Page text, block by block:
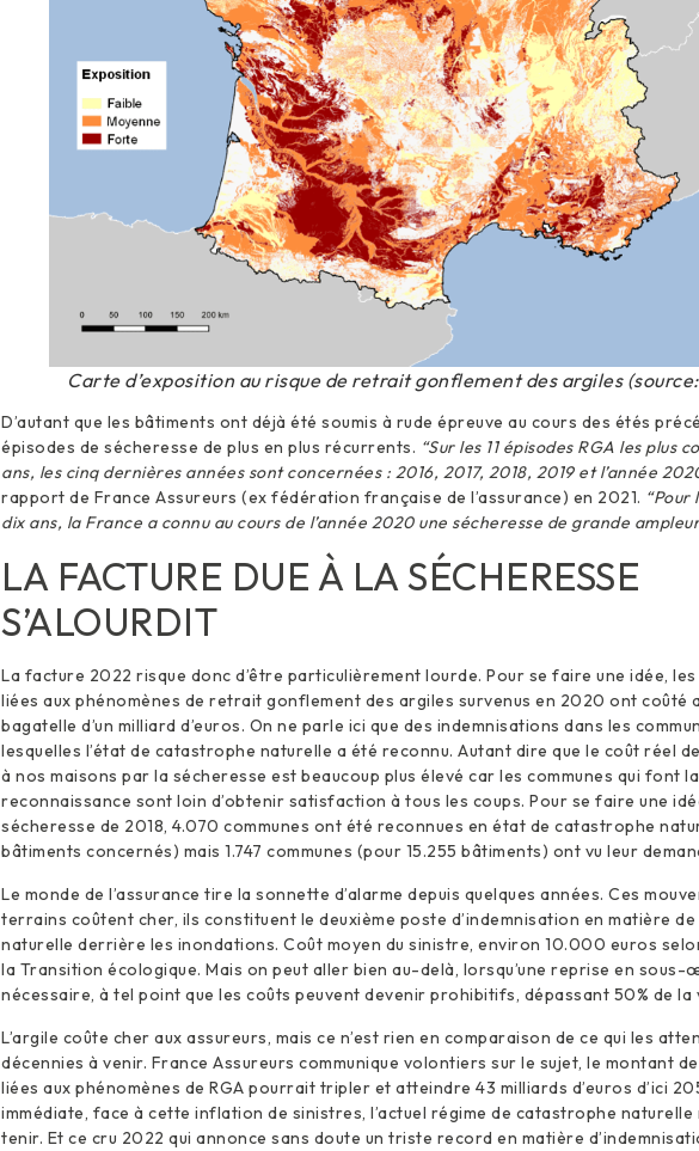
Carte d’exposition au risque de retrait gonflement des argiles (source:
D’autant que les bâtiments ont déjà été soumis à rude épreuve au cours des étés
épisodes de sécheresse de plus en plus récurrents. “Sur les 11 épisodes RGA les plus
ans, les cinq dernières années sont concernées : 2016, 2017, 2018, 2019 et l’année
rapport de France Assureurs (ex fédération française de l’assurance) en 2021. “Pour
dix ans, la France a connu au cours de l’année 2020 une sécheresse de grande
LA FACTURE DUE À LA SÉCHERESSE
S’ALOURDIT
La facture 2022 risque donc d’être particulièrement lourde. Pour se faire une idée,
liées aux phénomènes de retrait gonflement des argiles survenus en 2020 ont coûté
bagatelle d’un milliard d’euros. On ne parle ici que des indemnisations dans les
lesquelles l’état de catastrophe naturelle a été reconnu. Autant dire que le coût réel
à nos maisons par la sécheresse est beaucoup plus élevé car les communes qui font
reconnaissance sont loin d’obtenir satisfaction à tous les coups. Pour se faire une
sécheresse de 2018, 4.070 communes ont été reconnues en état de catastrophe
bâtiments concernés) mais 1.747 communes (pour 15.255 bâtiments) ont vu leur
Le monde de l’assurance tire la sonnette d’alarme depuis quelques années. Ces
terrains coûtent cher, ils constituent le deuxième poste d’indemnisation en matière
naturelle derrière les inondations. Coût moyen du sinistre, environ 10.000 euros
la Transition écologique. Mais on peut aller bien au-delà, lorsqu’une reprise en sous-
nécessaire, à tel point que les coûts peuvent devenir prohibitifs, dépassant 50% de la
L’argile coûte cher aux assureurs, mais ce n’est rien en comparaison de ce qui les
décennies à venir. France Assureurs communique volontiers sur le sujet, le montant
liées aux phénomènes de RGA pourrait tripler et atteindre 43 milliards d’euros d’ici
immédiate, face à cette inflation de sinistres, l’actuel régime de catastrophe naturelle
tenir. Et ce cru 2022 qui annonce sans doute un triste record en matière